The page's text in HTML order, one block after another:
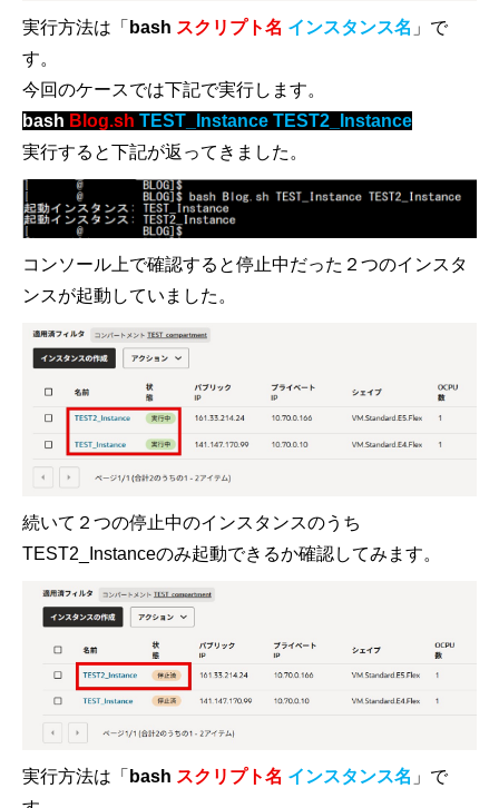
実行方法は「 bash スクリプト名 インスタンス名 」で
す。
今回のケースでは下記で実行します。
bash Blog.sh TEST_Instance TEST2_Instance
実行すると下記が返ってきました。
コンソール上で確認すると停止中だった２つのインスタ
ンスが起動していました。
続いて２つの停止中のインスタンスのうち
TEST2_Instanceのみ起動できるか確認してみます。
実行方法は「 bash スクリプト名 インスタンス名 」で